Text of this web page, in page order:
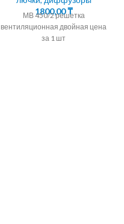
1800,00₸
МВ 450/2 решетка
вентиляционная двойная цена
за 1 шт